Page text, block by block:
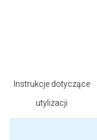
Instrukcje dotyczące
utylizacji